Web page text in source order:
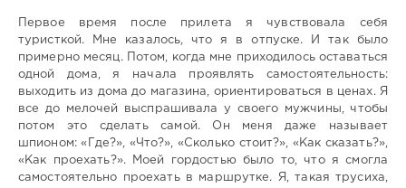
Первое время после прилета я чувствовала себя
туристкой. Мне казалось, что я в отпуске. И так было
примерно месяц. Потом, когда мне приходилось оставаться
одной дома, я начала проявлять самостоятельность:
выходить из дома до магазина, ориентироваться в ценах. Я
все до мелочей выспрашивала у своего мужчины, чтобы
потом это сделать самой. Он меня даже называет
шпионом: «Где?», «Что?», «Сколько стоит?», «Как сказать?»,
«Как проехать?». Моей гордостью было то, что я смогла
самостоятельно проехать в маршрутке. Я, такая трусиха,